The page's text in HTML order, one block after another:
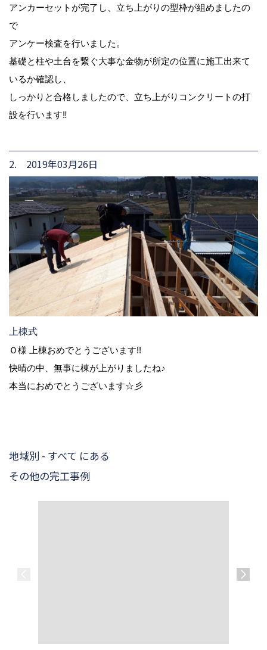
アンカーセットが完了し、立ち上がりの型枠が組めましたの
で
アンケー検査を行いました。
基礎と柱や土台を繋ぐ大事な金物が所定の位置に施工出来て
いるか確認し、
しっかりと合格しましたので、立ち上がりコンクリートの打
設を行います‼
2. 2019年03月26日
上棟式
Ｏ様 上棟おめでとうございます!!
快晴の中、無事に棟が上がりましたね♪
本当におめでとうございます☆彡
地域別 - すべて にある
その他の完工事例